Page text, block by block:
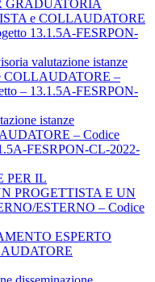
GRADUATORIA
e COLLAUDATORE
13.1.5A-FESRPON-
valutazione istanze
COLLAUDATORE –
– 13.1.5A-FESRPON-
istanze
– Codice
FESRPON-CL-2022-
PER IL
PROGETTISTA E UN
ESTERNO – Codice
ESPERTO